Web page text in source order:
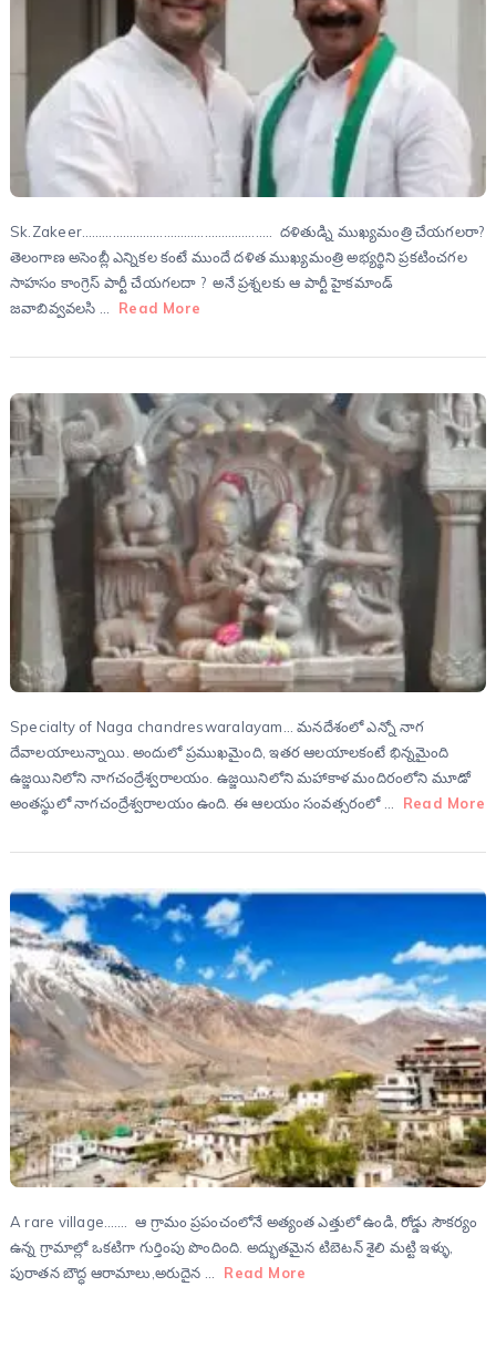
Sk.Zakeer……………………………………………….. దళితుడ్ని ముఖ్యమంత్రి చేయగలరా?
తెలంగాణ అసెంబ్లీ ఎన్నికల కంటే ముందే దళిత ముఖ్యమంత్రి అభ్యర్థిని ప్రకటించగల
సాహసం కాంగ్రెస్ పార్టీ చేయగలదా ? అనే ప్రశ్నలకు ఆ పార్టీ హైకమాండ్
జవాబివ్వవలసి …
Read More
Specialty of Naga chandreswaralayam… మ‌న‌దేశంలో ఎన్నో నాగ
దేవాల‌యాలున్నాయి. అందులో ప్ర‌ముఖమైంది, ఇత‌ర ఆల‌యాల‌కంటే భిన్న‌మైంది
ఉజ్జ‌యినిలోని నాగ‌చంద్రేశ్వ‌రాల‌యం­. ఉజ్జ‌యినిలోని మహాకాళ మందిరంలోని మూడో
అంత‌స్థులో నాగ‌చంద్రేశ్వ‌రాల‌యం­ ఉంది. ఈ ఆలయం సంవ‌త్స‌రంలో …
Read More
A rare village……. ఆ గ్రామం ప్రపంచంలోనే అత్యంత ఎత్తులో ఉండి, రోడ్డు సౌకర్యం
ఉన్న గ్రామాల్లో ఒకటిగా గుర్తింపు పొందింది. అద్భుతమైన టిబెటన్ శైలి మట్టి ఇళ్ళు,
పురాతన బౌద్ధ ఆరామాలు,అరుదైన …
Read More